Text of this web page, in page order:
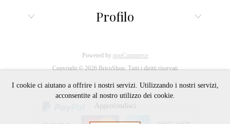
Profilo
Powered by nopCommerce
Copyright © 2026 BricoShop. Tutti i diritti riservati
I cookie ci aiutano a offrire i nostri servizi. Utilizzando i nostri servizi,
acconsentite al nostro utilizzo dei cookie.
Approfondisci